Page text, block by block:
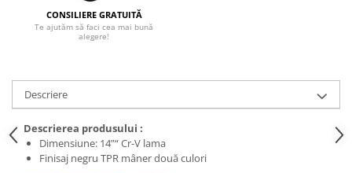
Salopete cu pieptar
Tricouri
Rezistent la flacăra
îmbrăcăminte asistente/doctori
îmbrăcăminte bucătari
CONSILIERE GRATUITĂ
Te ajutăm să faci cea mai bună
alegere!
Descriere
Descrierea produsului :
Dimensiune: 14”“ Cr-V lama
Finisaj negru TPR mâner două culori